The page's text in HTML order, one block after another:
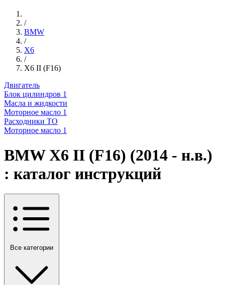
/
BMW
/
X6
/
X6 II (F16)
Двигатель
Блок цилиндров 1
Масла и жидкости
Моторное масло 1
Расходники ТО
Моторное масло 1
BMW X6 II (F16) (2014 - н.в.)
: каталог инструкций
Все категории